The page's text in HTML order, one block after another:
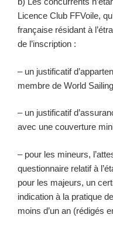
Licence Club FFVoile,
française résidant à
de l’inscription :
– un justificatif
membre de World Sailing
– un justificatif
avec une couverture
– pour les mineurs,
questionnaire relatif à
pour les majeurs, un
indication à la pratique
moins d’un an (rédigés